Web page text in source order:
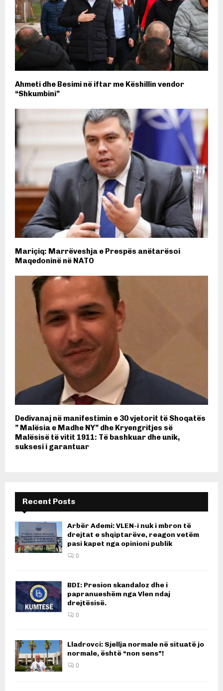
Ahmeti dhe Besimi në iftar me Këshillin vendor
“Shkumbini”
Mariçiq: Marrëveshja e Prespës anëtarësoi
Maqedoninë në NATO
Dedivanaj në manifestimin e 30 vjetorit të Shoqatës
” Malësia e Madhe NY” dhe Kryengritjes së
Malësisë të vitit 1911: Të bashkuar dhe unik,
suksesi i garantuar
Recent Posts
Arbër Ademi: VLEN-i nuk i mbron të
drejtat e shqiptarëve, reagon vetëm
pasi kapet nga opinioni publik
0
BDI: Presion skandaloz dhe i
papranueshëm nga Vlen ndaj
drejtësisë.
0
Lladrovci: Sjellja normale në situatë jo
normale, është “non sens”!
0